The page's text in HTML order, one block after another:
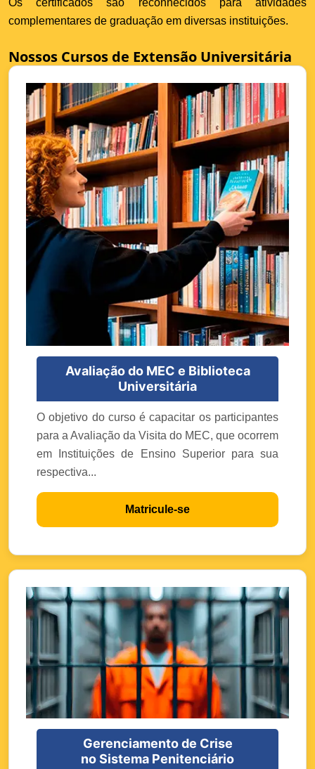
Os certificados são reconhecidos para atividades
complementares de graduação em diversas instituições.
Nossos Cursos de Extensão Universitária
Avaliação do MEC e Biblioteca
Universitária
O objetivo do curso é capacitar os participantes
para a Avaliação da Visita do MEC, que ocorrem
em Instituições de Ensino Superior para sua
respectiva...
Matricule-se
Gerenciamento de Crise
no Sistema Penitenciário